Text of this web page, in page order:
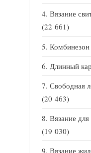
Вязание
(22 661)
Длинный
Свободная
(20 463)
Вязание
(19 030)
Вязание